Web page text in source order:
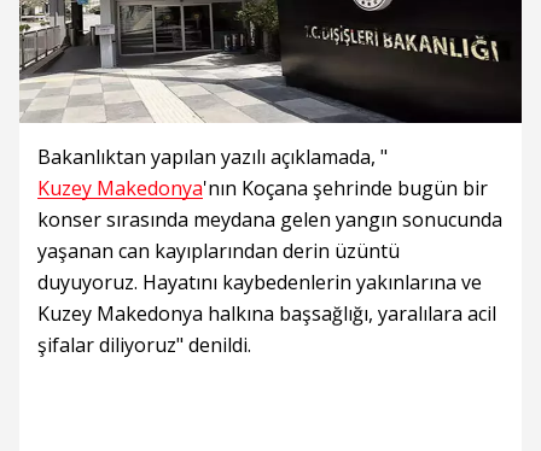
Bakanlıktan yapılan yazılı açıklamada, "
Kuzey Makedonya'nın Koçana şehrinde bugün bir
konser sırasında meydana gelen yangın sonucunda
yaşanan can kayıplarından derin üzüntü
duyuyoruz. Hayatını kaybedenlerin yakınlarına ve
Kuzey Makedonya halkına başsağlığı, yaralılara acil
şifalar diliyoruz" denildi.